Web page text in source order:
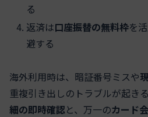
る
返済は口座振替の無料枠を
避する
海外利用時は、暗証番号ミスや
重複引き出しのトラブルが起き
細の即時確認と、万一のカード